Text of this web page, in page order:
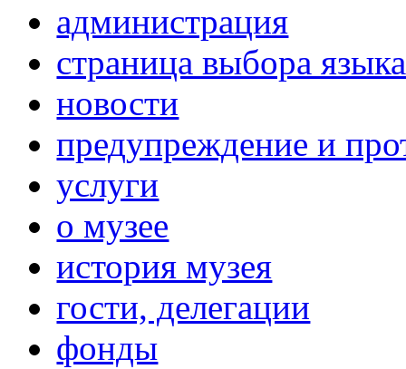
администрация
страница выбора языка
новости
предупреждение и
услуги
о музее
история музея
гости, делегации
фонды